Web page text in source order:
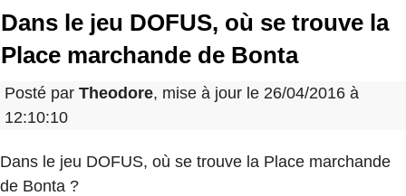
Dans le jeu DOFUS, où se trouve la
Place marchande de Bonta
Posté par Theodore, mise à jour le 26/04/2016 à
12:10:10
Dans le jeu DOFUS, où se trouve la Place marchande
de Bonta ?